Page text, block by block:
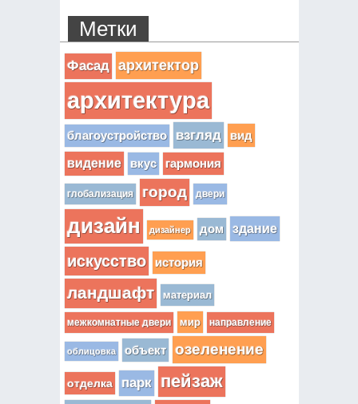
Метки
Фасад архитектор
архитектура
благоустройство взгляд вид
видение вкус гармония
глобализация город двери
дизайн дизайнер дом здание
искусство история
ландшафт материал
межкомнатные двери мир направление
облицовка объект озеленение
отделка парк пейзаж